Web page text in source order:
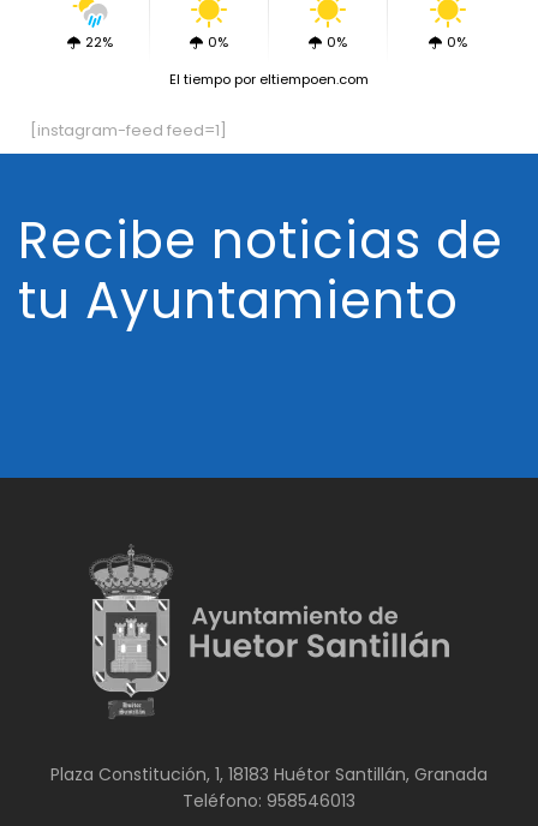
22% 0% 0%
0%
El tiempopor eltiempoen.com
[instagram-feed feed=1]
Recibe noticias de
tu Ayuntamiento
Plaza Constitución, 1, 18183 Huétor Santillán, Granada
Teléfono: 958546013